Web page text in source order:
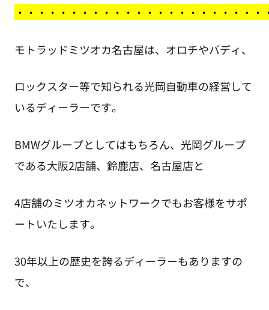
・ ・・・・・・・・・・・・・・・・・・・・・
モトラッドミツオカ名古屋は、オロチやバディ、
ロックスター等で知られる光岡自動車の経営して
いるディーラーです。
BMWグループとしてはもちろん、光岡グループ
である大阪2店舗、鈴鹿店、名古屋店と
4店舗のミツオカネットワークでもお客様をサポ
ートいたします。
30年以上の歴史を誇るディーラーもありますの
で、